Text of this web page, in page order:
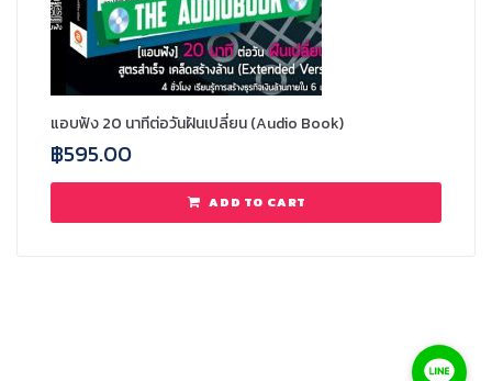
แอบฟัง 20 นาทีต่อวันฝันเปลี่ยน (Audio Book)
฿595.00
ADD TO CART